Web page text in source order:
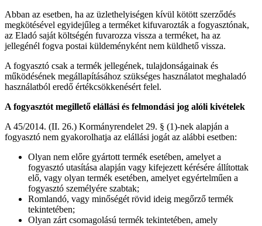
Abban az esetben, ha az üzlethelyiségen kívül kötött szerződés
megkötésével egyidejűleg a terméket kifuvarozták a fogyasztónak,
az Eladó saját költségén fuvarozza vissza a terméket, ha az
jellegénél fogva postai küldeményként nem küldhető vissza.
A fogyasztó csak a termék jellegének, tulajdonságainak és
működésének megállapításához szükséges használatot meghaladó
használatból eredő értékcsökkenésért felel.
A fogyasztót megillető elállási és felmondási jog alóli kivételek
A 45/2014. (II. 26.) Kormányrendelet 29. § (1)-nek alapján a
fogyasztó nem gyakorolhatja az elállási jogát az alábbi esetben:
Olyan nem előre gyártott termék esetében, amelyet a
fogyasztó utasítása alapján vagy kifejezett kérésére állítottak
elő, vagy olyan termék esetében, amelyet egyértelműen a
fogyasztó személyére szabtak;
Romlandó, vagy minőségét rövid ideig megőrző termék
tekintetében;
Olyan zárt csomagolású termék tekintetében, amely